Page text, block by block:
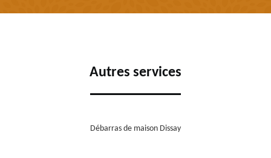
Autres services
Débarras de maison Dissay